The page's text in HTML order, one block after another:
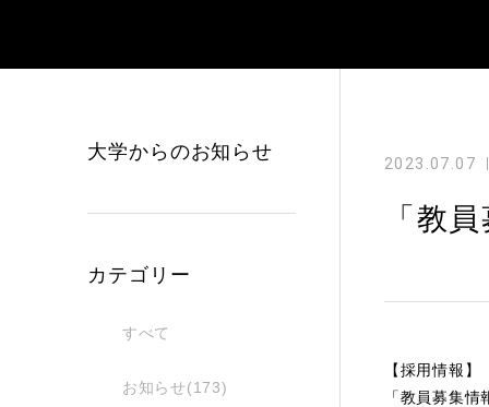
2023.07.07
「教
【採用情報】
「教員募集
大学からのお知らせ
カテゴリー
すべて
お知らせ(173)